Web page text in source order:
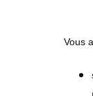
Vous